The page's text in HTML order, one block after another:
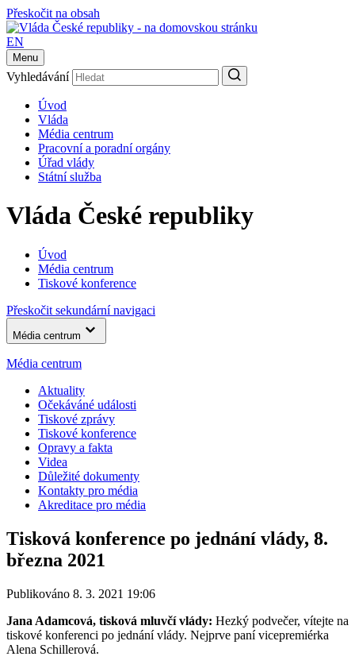
Přeskočit na obsah
EN
Menu
Vyhledávání
Úvod
Vláda
Média centrum
Pracovní a poradní orgány
Úřad vlády
Státní služba
Vláda České republiky
Úvod
Média centrum
Tiskové konference
Přeskočit sekundární navigaci
Média centrum
Média centrum
Aktuality
Očekáváné události
Tiskové zprávy
Tiskové konference
Opravy a fakta
Videa
Důležité dokumenty
Kontakty pro média
Akreditace pro média
Tisková konference po jednání vlády, 8.
března 2021
Publikováno 8. 3. 2021 19:06
Jana Adamcová, tisková mluvčí vlády: Hezký podvečer, vítejte na
tiskové konferenci po jednání vlády. Nejprve paní vicepremiérka
Alena Schillerová.